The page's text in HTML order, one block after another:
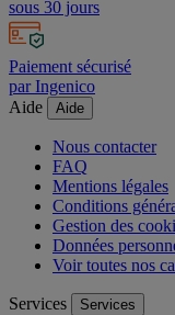
sous 30 jours
Paiement sécurisé
par Ingenico
Aide
Aide
Nous contacter
FAQ
Mentions légales
Conditions
Gestion des
Données
Voir toutes nos
Services Services